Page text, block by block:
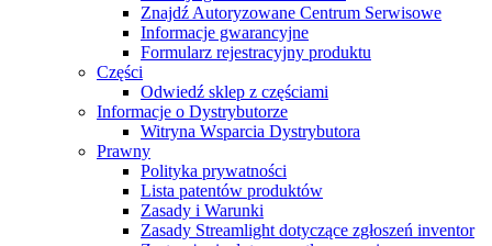
Znajdź Autoryzowane Centrum Serwisowe
Informacje gwarancyjne
Formularz rejestracyjny produktu
Części
Odwiedź sklep z częściami
Informacje o Dystrybutorze
Witryna Wsparcia Dystrybutora
Prawny
Polityka prywatności
Lista patentów produktów
Zasady i Warunki
Zasady Streamlight dotyczące zgłoszeń inventor